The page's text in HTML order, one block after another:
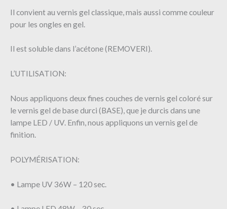
Il convient au vernis gel classique, mais aussi comme couleur
pour les ongles en gel.
Il est soluble dans l’acétone (REMOVERI).
L’UTILISATION:
Nous appliquons deux fines couches de vernis gel coloré sur
le vernis gel de base durci (BASE), que je durcis dans une
lampe LED / UV. Enfin, nous appliquons un vernis gel de
finition.
POLYMÉRISATION:
• Lampe UV 36W – 120 sec.